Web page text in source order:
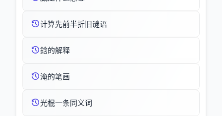
计算先前半折旧谜语
鋡的解释
淹的笔画
光棍一条同义词